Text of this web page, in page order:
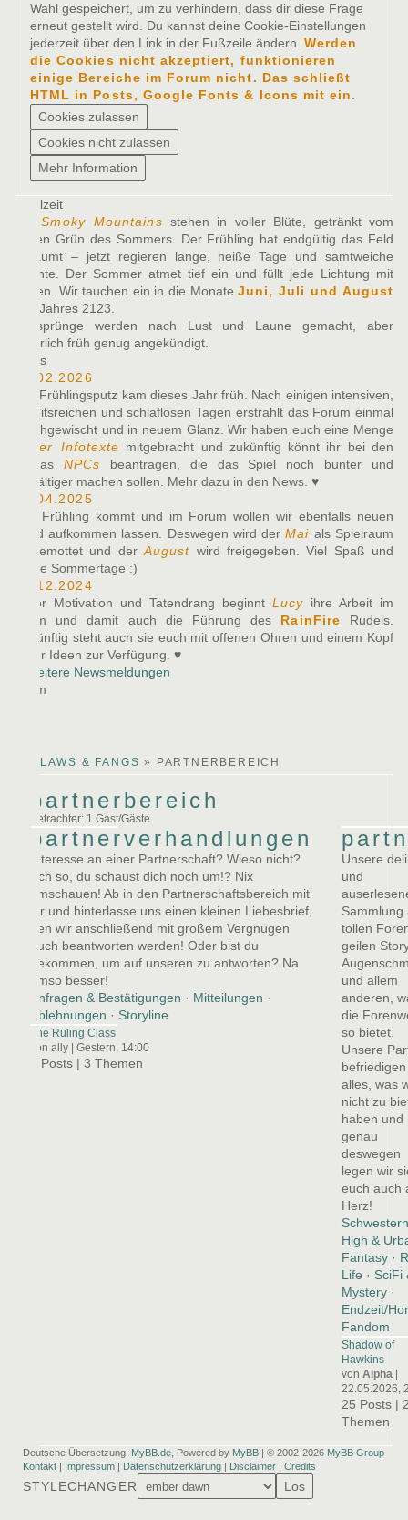
Wahl gespeichert, um zu verhindern, dass dir diese Frage
erneut gestellt wird. Du kannst deine Cookie-Einstellungen
jederzeit über den Link in der Fußzeile ändern. Werden
die Cookies nicht akzeptiert, funktionieren
einige Bereiche im Forum nicht. Das schließt
HTML in Posts, Google Fonts & Icons mit ein
Spielzeit
DieSmoky Mountains stehen in voller Blüte, getränkt vom
satten Grün des Sommers. Der Frühling hat endgültig das Feld
geräumt – jetzt regieren lange, heiße Tage und samtweiche
Nächte. Der Sommer atmet tief ein und füllt jede Lichtung mit
Leben. Wir tauchen ein in die MonateJuni, Juli und August
des Jahres 2123.
Zeitsprünge werden nach Lust und Laune gemacht, aber
natürlich früh genug angekündigt.
News
10.02.2026
Der Frühlingsputz kam dieses Jahr früh. Nach einigen intensiven,
arbeitsreichen und schlaflosen Tagen erstrahlt das Forum einmal
durchgewischt und in neuem Glanz. Wir haben euch eine Menge
neuer Infotexte mitgebracht und zukünftig könnt ihr bei den
Alphas NPCs beantragen, die das Spiel noch bunter und
vielfältiger machen sollen. Mehr dazu in den News. ♥
27.04.2025
Der Frühling kommt und im Forum wollen wir ebenfalls neuen
Wind aufkommen lassen. Deswegen wird derMai als Spielraum
eingemottet und derAugust wird freigegeben. Viel Spaß und
heiße Sommertage :)
07.12.2024
Voller Motivation und Tatendrang beginnt Lucy ihre Arbeit im
Team und damit auch die Führung des RainFire Rudels.
Zukünftig steht auch sie euch mit offenen Ohren und einem Kopf
voller Ideen zur Verfügung. ♥
» Weitere Newsmeldungen
Team
CLAWS & FANGS » PARTNERBEREICH
partnerbereich
Betrachter: 1 Gast/Gäste
partnerverhandlungen
Interesse an einer Partnerschaft? Wieso nicht?
Ach so, du schaust dich noch um!? Nix
umschauen! Ab in den Partnerschaftsbereich mit
dir und hinterlasse uns einen kleinen Liebesbrief,
den wir anschließend mit großem Vergnügen
auch beantworten werden! Oder bist du
gekommen, um auf unseren zu antworten? Na
umso besser!
Anfragen & Bestätigungen · Mitteilungen ·
Ablehnungen · Storyline
The Ruling Class
von ally | Gestern, 14:00
3 Posts | 3 Themen
Unsere
und
Sammlung
tollen
geilen
und allem
anderen,
die
so bietet.
Unsere
befriedigen
alles, was
nicht zu
haben und
genau
deswegen
legen wir
euch auch
Herz!
High &
Fantasy ·
Life · SciFi
Mystery ·
Endzeit/
Fandom
Shadow of
Hawkins
vonAlpha
22.05.2026,
25 Posts |
Themen
Deutsche Übersetzung: MyBB.de , Powered by MyBB | © 2002-2026 MyBB Group
Kontakt | Impressum | Datenschutzerklärung | Disclaimer | Credits
STYLECHANGER Los